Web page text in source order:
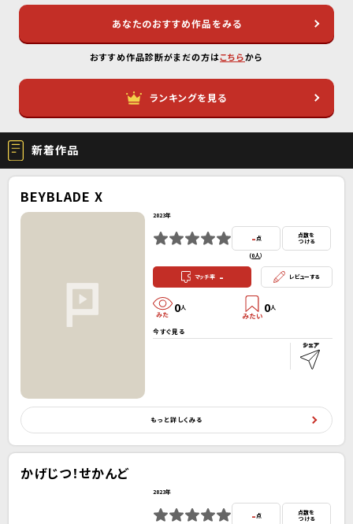
あなたのおすすめ作品をみる
おすすめ作品診断がまだの方はこちらから
ランキングを見る
新着作品
BEYBLADE X
2023年
-点
(0人）
点数を
つける
マッチ率 - レビューする
0人 0人
今すぐ見る
もっと詳しくみる
かげじつ！せかんど
2023年
- 点
点数を
つける